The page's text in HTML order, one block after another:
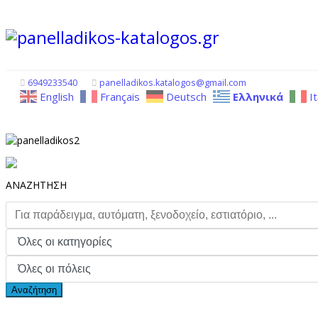
6949233540 panelladikos.katalogos@gmail.com
English Français Deutsch Ελληνικά
ΑΝΑΖΗΤΗΣΗ
Αναζήτηση